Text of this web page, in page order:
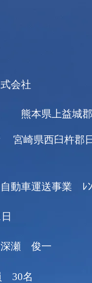
会社
熊本県上益城
宮崎県西臼杵郡
動車運送事業 ﾚ
瀬 俊一
30名